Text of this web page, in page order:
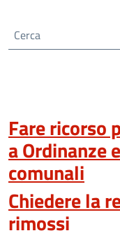
Cerca
Fare ricorso
a Ordinanze
comunali
Chiedere la
rimossi